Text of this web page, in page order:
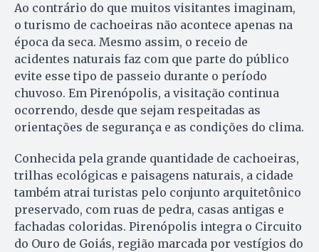
Ao contrário do que muitos visitantes imaginam,
o turismo de cachoeiras não acontece apenas na
época da seca. Mesmo assim, o receio de
acidentes naturais faz com que parte do público
evite esse tipo de passeio durante o período
chuvoso. Em Pirenópolis, a visitação continua
ocorrendo, desde que sejam respeitadas as
orientações de segurança e as condições do clima.
Conhecida pela grande quantidade de cachoeiras,
trilhas ecológicas e paisagens naturais, a cidade
também atrai turistas pelo conjunto arquitetônico
preservado, com ruas de pedra, casas antigas e
fachadas coloridas. Pirenópolis integra o Circuito
do Ouro de Goiás, região marcada por vestígios do